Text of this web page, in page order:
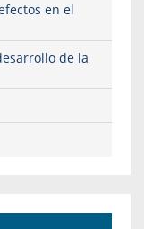
en el
de la